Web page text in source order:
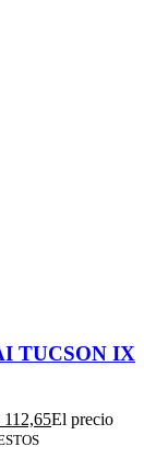
TUCSON IX
112,65El precio